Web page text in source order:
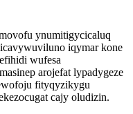
ynumitigycicaluq
iqymar kone
wufesa
arojefat lypadygeze
fityqyzikygu
cajy oludizin.